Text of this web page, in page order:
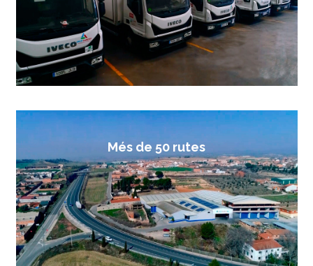
Més de 50 rutes